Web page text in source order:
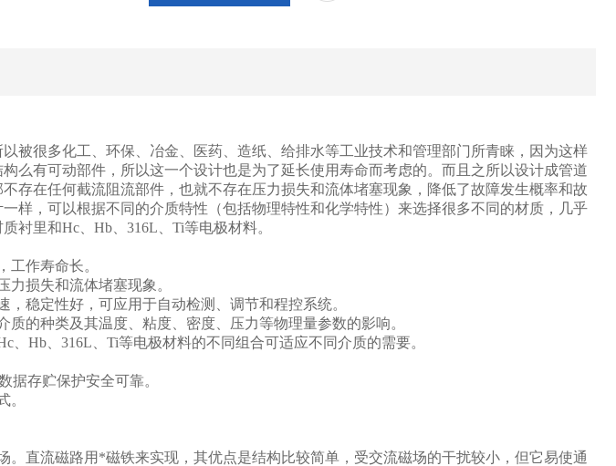
被很多化工、环保、冶金、医药、造纸、给排水等工业技术和管理部门所青睐，因为这样
么有可动部件，所以这一个设计也是为了延长使用寿命而考虑的。而且之所以设计成管道
存在任何截流阻流部件，也就不存在压力损失和流体堵塞现象，降低了故障发生概率和故
样，可以根据不同的介质特性（包括物理特性和化学特性）来选择很多不同的材质，几乎
衬里和Hc、Hb、316L、Ti等电极材料。
作寿命长。
损失和流体堵塞现象。
稳定性好，可应用于自动检测、调节和程控系统。
的种类及其温度、粘度、密度、压力等物理量参数的影响。
Hb、316L、Ti等电极材料的不同组合可适应不同介质的需要。
据存贮保护安全可靠。
。
。直流磁路用*磁铁来实现，其优点是结构比较简单，受交流磁场的干扰较小，但它易使通